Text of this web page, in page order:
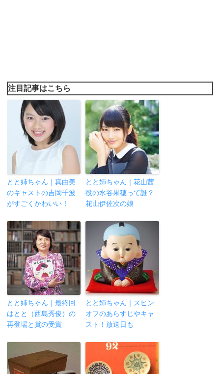
注目記事はこちら
とと姉ちゃん｜真由美
のキャストの吉岡千波
がすごくかわいい！
とと姉ちゃん｜花山茜
役の水谷果穂って誰？
花山伊佐次の娘
とと姉ちゃん｜最終回
はとと（西島秀俊）の
再登場と賞の受賞
とと姉ちゃん｜スピン
オフのあらすじやキャ
スト！放送日も